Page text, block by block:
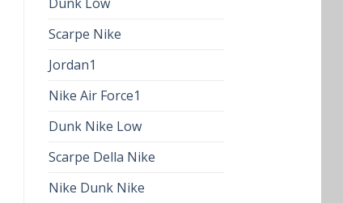
Scarpe Nike
Jordan1
Nike Air Force1
Dunk Nike Low
Scarpe Della Nike
Nike Dunk Nike